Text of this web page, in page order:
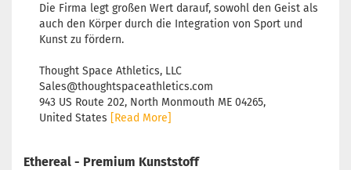
Die Firma legt großen Wert darauf, sowohl den Geist als
auch den Körper durch die Integration von Sport und
Kunst zu fördern.
Thought Space Athletics, LLC
Sales@thoughtspaceathletics.com
943 US Route 202, North Monmouth ME 04265,
United States [Read More]
Ethereal - Premium Kunststoff